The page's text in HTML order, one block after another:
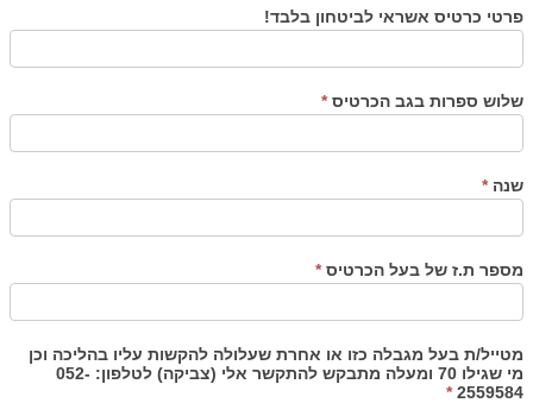
פרטי כרטיס אשראי לביטחון בלבד!
שלוש ספרות בגב הכרטיס*
שנה*
מספר ת.ז של בעל הכרטיס*
מטייל/ת בעל מגבלה כזו או אחרת שעלולה להקשות עליו בהליכה וכן
מי שגילו 70 ומעלה מתבקש להתקשר אלי (צביקה) לטלפון: 052-
2559584
*